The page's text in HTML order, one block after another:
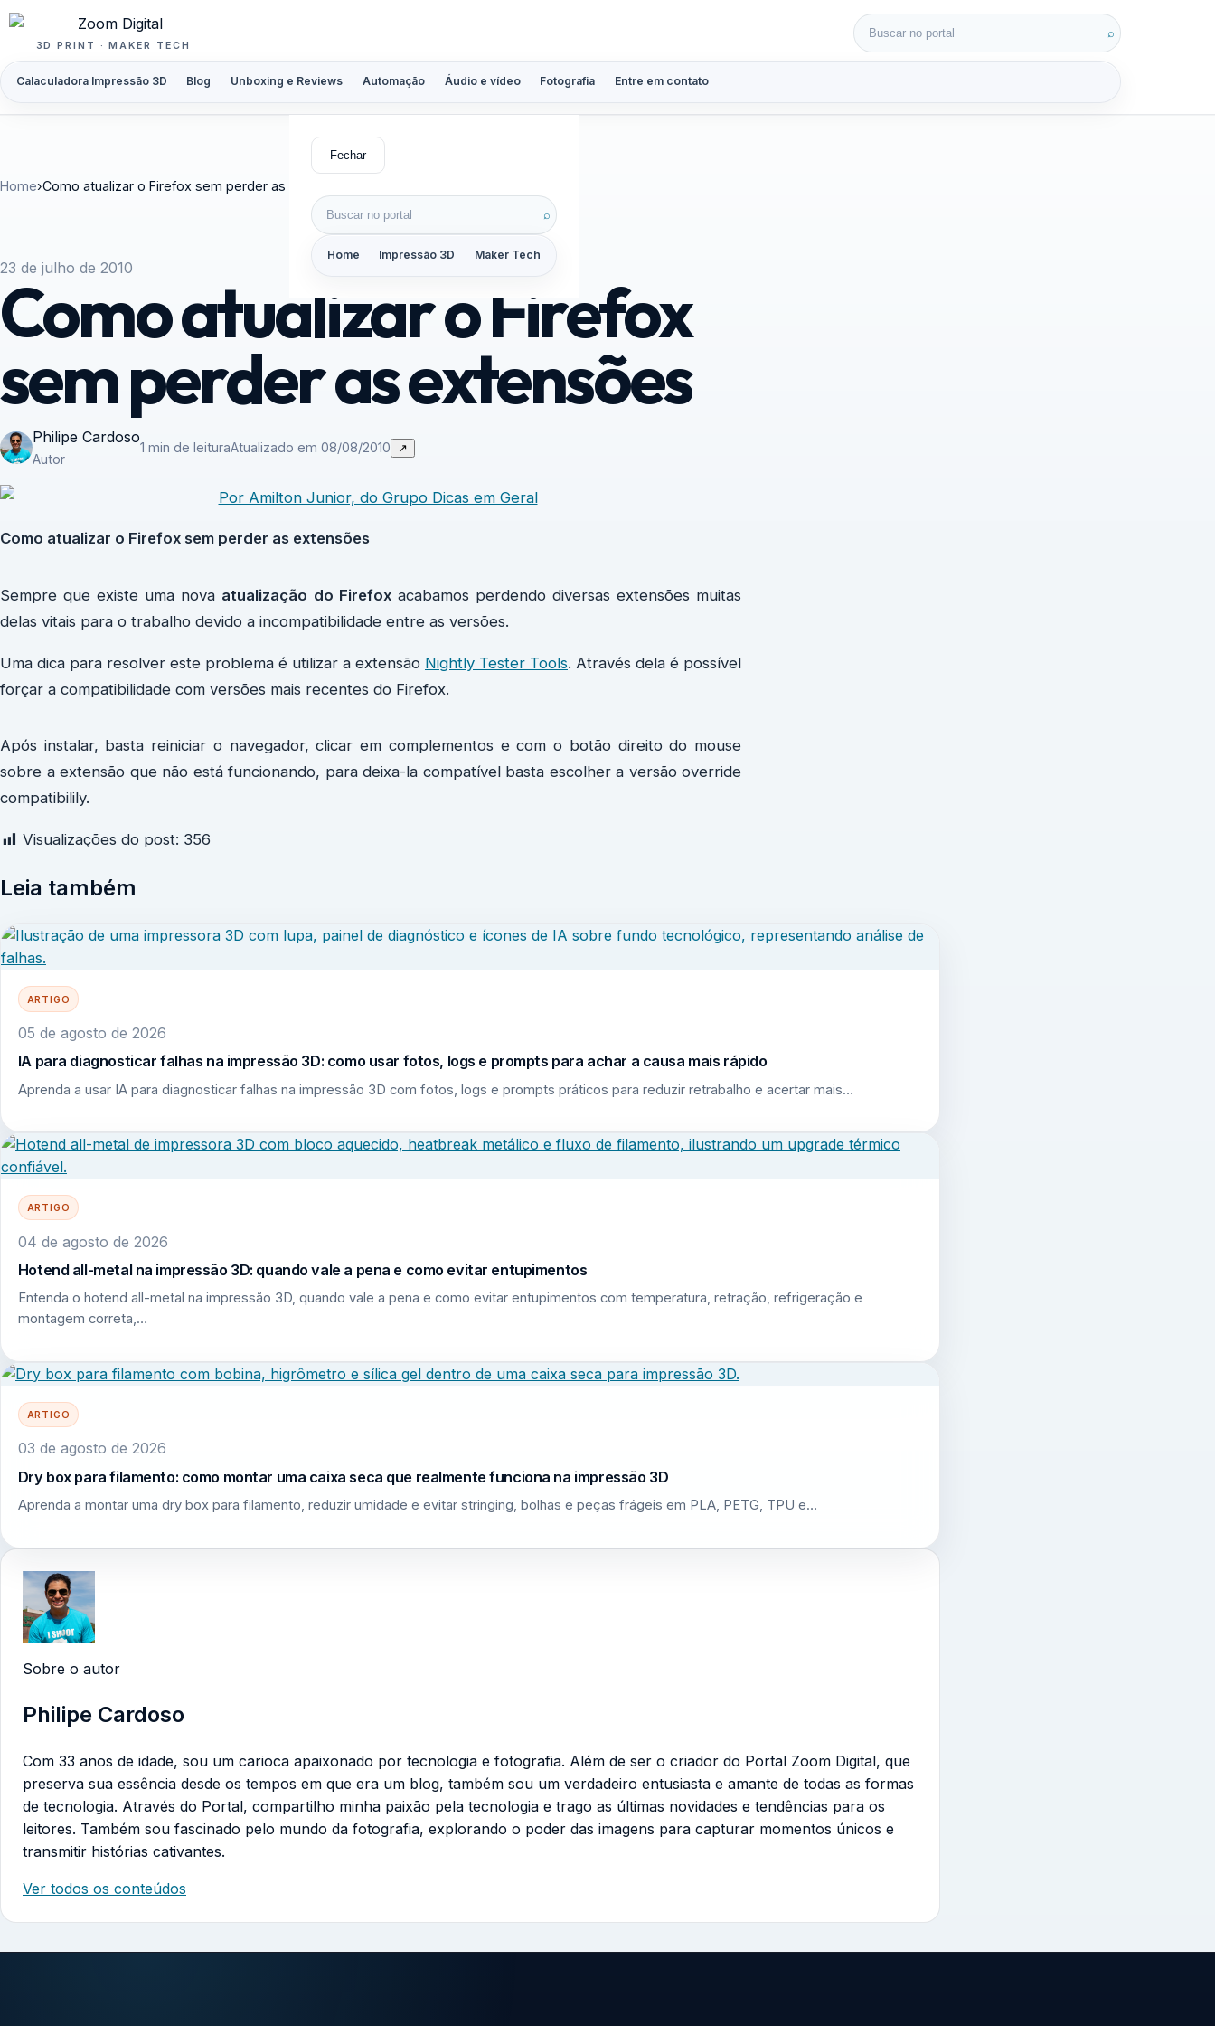
Pular para o conteúdo
3D PRINT · MAKER TECH
Calaculadora Impressão 3D Blog Unboxing e Reviews Automação Áudio e vídeo Fotografia Entre em contato
Buscar por: ⌕
Fechar
Buscar por: ⌕
Home Impressão 3D Maker Tech
Home›Como atualizar o Firefox sem perder as extensões
23 de julho de 2010
Como atualizar o Firefox
sem perder as extensões
Philipe Cardoso
Autor
1 min de leituraAtualizado em 08/08/2010 ↗
Como atualizar o Firefox sem perder as extensões
Sempre que existe uma nova atualização do Firefoxacabamos perdendo diversas extensões muitas
delas vitais para o trabalho devido a incompatibilidade entre as versões.
Uma dica para resolver este problema é utilizar a extensão Nightly Tester Tools. Através dela é possível
forçar a compatibilidade com versões mais recentes do Firefox.
Após instalar, basta reiniciar o navegador, clicar em complementos e com o botão direito do mouse
sobre a extensão que não está funcionando, para deixa-la compatível basta escolher a versão override
compatibilily.
Visualizações do post: 356
Leia também
ARTIGO
05 de agosto de 2026
IA para diagnosticar falhas na impressão 3D: como usar fotos, logs e prompts para achar a causa mais rápido
Aprenda a usar IA para diagnosticar falhas na impressão 3D com fotos, logs e prompts práticos para reduzir retrabalho e acertar mais…
ARTIGO
04 de agosto de 2026
Hotend all-metal na impressão 3D: quando vale a pena e como evitar entupimentos
Entenda o hotend all-metal na impressão 3D, quando vale a pena e como evitar entupimentos com temperatura, retração, refrigeração e
montagem correta,…
ARTIGO
03 de agosto de 2026
Dry box para filamento: como montar uma caixa seca que realmente funciona na impressão 3D
Aprenda a montar uma dry box para filamento, reduzir umidade e evitar stringing, bolhas e peças frágeis em PLA, PETG, TPU e…
Sobre o autor
Philipe Cardoso
Com 33 anos de idade, sou um carioca apaixonado por tecnologia e fotografia. Além de ser o criador do Portal Zoom Digital, que
preserva sua essência desde os tempos em que era um blog, também sou um verdadeiro entusiasta e amante de todas as formas
de tecnologia. Através do Portal, compartilho minha paixão pela tecnologia e trago as últimas novidades e tendências para os
leitores. Também sou fascinado pelo mundo da fotografia, explorando o poder das imagens para capturar momentos únicos e
transmitir histórias cativantes.
Ver todos os conteúdos